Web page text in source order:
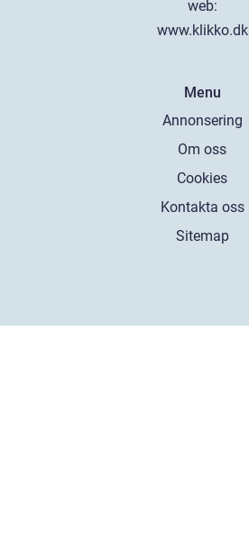
web:
www.klikko.dk
Menu
Annonsering
Om oss
Cookies
Kontakta oss
Sitemap